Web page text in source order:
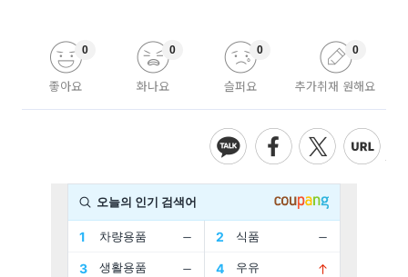
좋아요
0
화나요
0
슬퍼요
0
추가취재 원해요
0